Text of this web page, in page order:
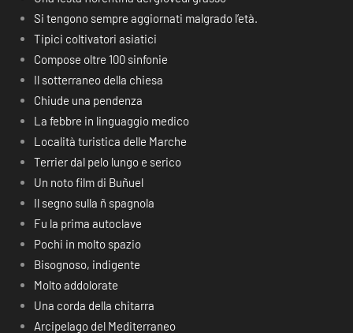
Si tengono sempre aggiornati malgrado l’età.
Tipici coltivatori asiatici
Compose oltre 100 sinfonie
Il sotterraneo della chiesa
Chiude una pendenza
La febbre in linguaggio medico
Località turistica delle Marche
Terrier dal pelo lungo e serico
Un noto film di Buñuel
Il segno sulla ñ spagnola
Fu la prima autoclave
Pochi in molto spazio
Bisognoso, indigente
Molto addolorate
Una corda della chitarra
Arcipelago del Mediterraneo